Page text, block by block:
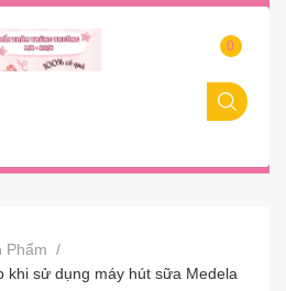
0
Phẩm /
khi sử dụng máy hút sữa Medela